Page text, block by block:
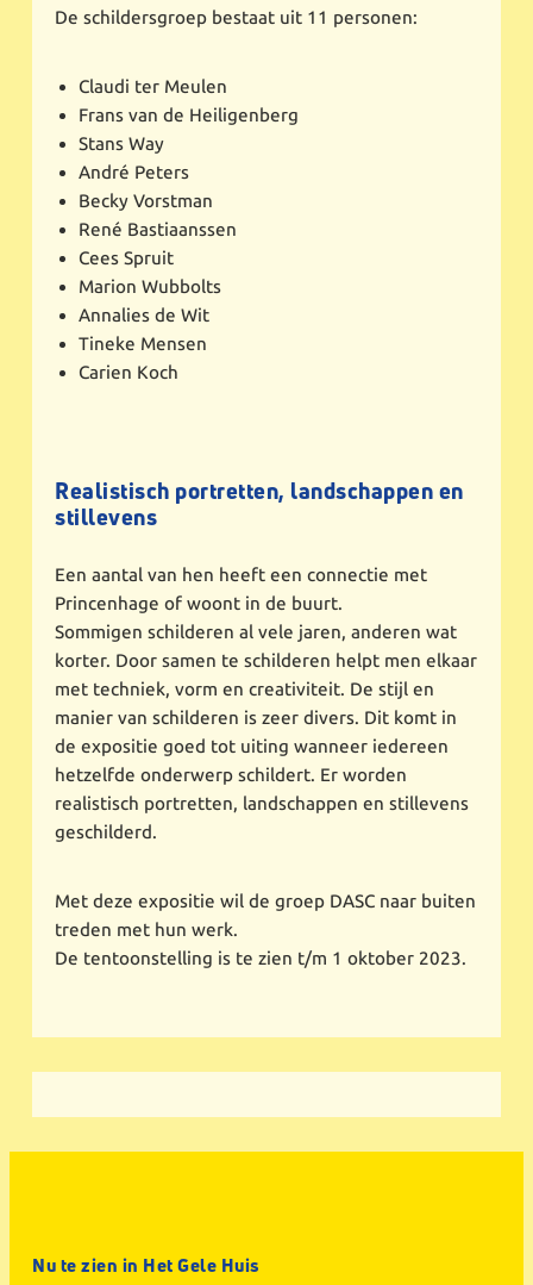
De schildersgroep bestaat uit 11 personen:
Claudi ter Meulen
Frans van de Heiligenberg
Stans Way
André Peters
Becky Vorstman
René Bastiaanssen
Cees Spruit
Marion Wubbolts
Annalies de Wit
Tineke Mensen
Carien Koch
Realistisch portretten, landschappen en
stillevens
Een aantal van hen heeft een connectie met
Princenhage of woont in de buurt.
Sommigen schilderen al vele jaren, anderen wat
korter. Door samen te schilderen helpt men elkaar
met techniek, vorm en creativiteit. De stijl en
manier van schilderen is zeer divers. Dit komt in
de expositie goed tot uiting wanneer iedereen
hetzelfde onderwerp schildert. Er worden
realistisch portretten, landschappen en stillevens
geschilderd.
Met deze expositie wil de groep DASC naar buiten
treden met hun werk.
De tentoonstelling is te zien t/m 1 oktober 2023.
Nu te zien in Het Gele Huis